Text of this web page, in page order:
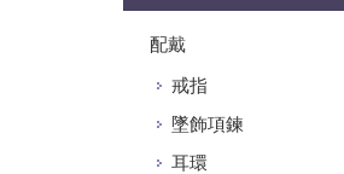
配戴
戒指
墜飾項鍊
耳環